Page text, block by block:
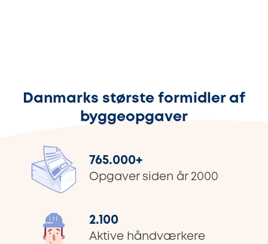
Danmarks største formidler af
byggeopgaver
765.000+
Opgaver siden år 2000
2.100
Aktive håndværkere